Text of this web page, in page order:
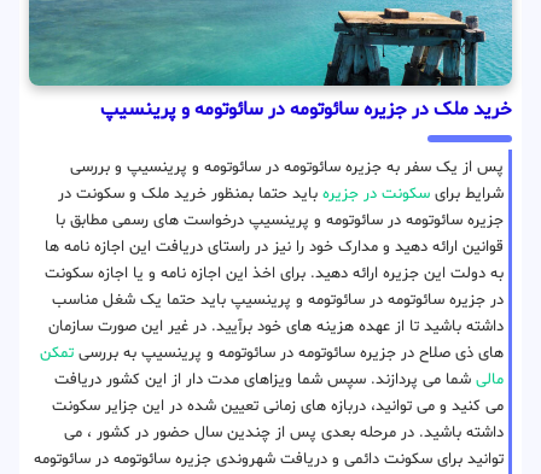
خرید ملک در جزیره سائوتومه در سائوتومه و پرینسیپ
پس از یک سفر به جزیره سائوتومه در سائوتومه و پرینسیپ و بررسی
شرایط برای سکونت در جزیره باید حتما بمنظور خرید ملک و سکونت در
جزیره سائوتومه در سائوتومه و پرینسیپ درخواست های رسمی مطابق با
قوانین ارائه دهید و مدارک خود را نیز در راستای دریافت این اجازه نامه ها
به دولت این جزیره ارائه دهید. برای اخذ این اجازه نامه و یا اجازه سکونت
در جزیره سائوتومه در سائوتومه و پرینسیپ باید حتما یک شغل مناسب
داشته باشید تا از عهده هزینه های خود برآیید. در غیر این صورت سازمان
های ذی صلاح در جزیره سائوتومه در سائوتومه و پرینسیپ به بررسی تمکن
مالی شما می پردازند. سپس شما ویزاهای مدت دار از این کشور دریافت
می کنید و می توانید، دربازه های زمانی تعیین شده در این جزایر سکونت
داشته باشید. در مرحله بعدی پس از چندین سال حضور در کشور ، می
توانید برای سکونت دائمی و دریافت شهروندی جزیره سائوتومه در سائوتومه